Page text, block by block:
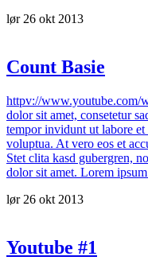
lør 26 okt 2013
Count Basie
httpv://www.youtube.com/
dolor sit amet, consetetur
tempor invidunt ut labore
voluptua. At vero eos et
Stet clita kasd gubergren,
dolor sit amet. Lorem
lør 26 okt 2013
Youtube #1